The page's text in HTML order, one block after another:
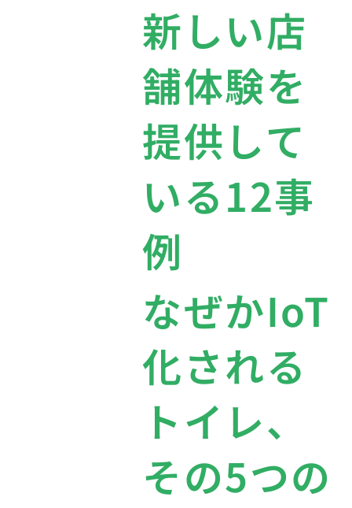
新しい店
舗体験を
提供して
いる12事
例
なぜかIoT
化される
トイレ、
その5つの